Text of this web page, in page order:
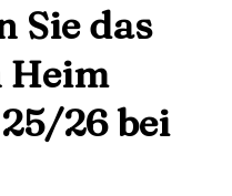
Sie das
26 bei